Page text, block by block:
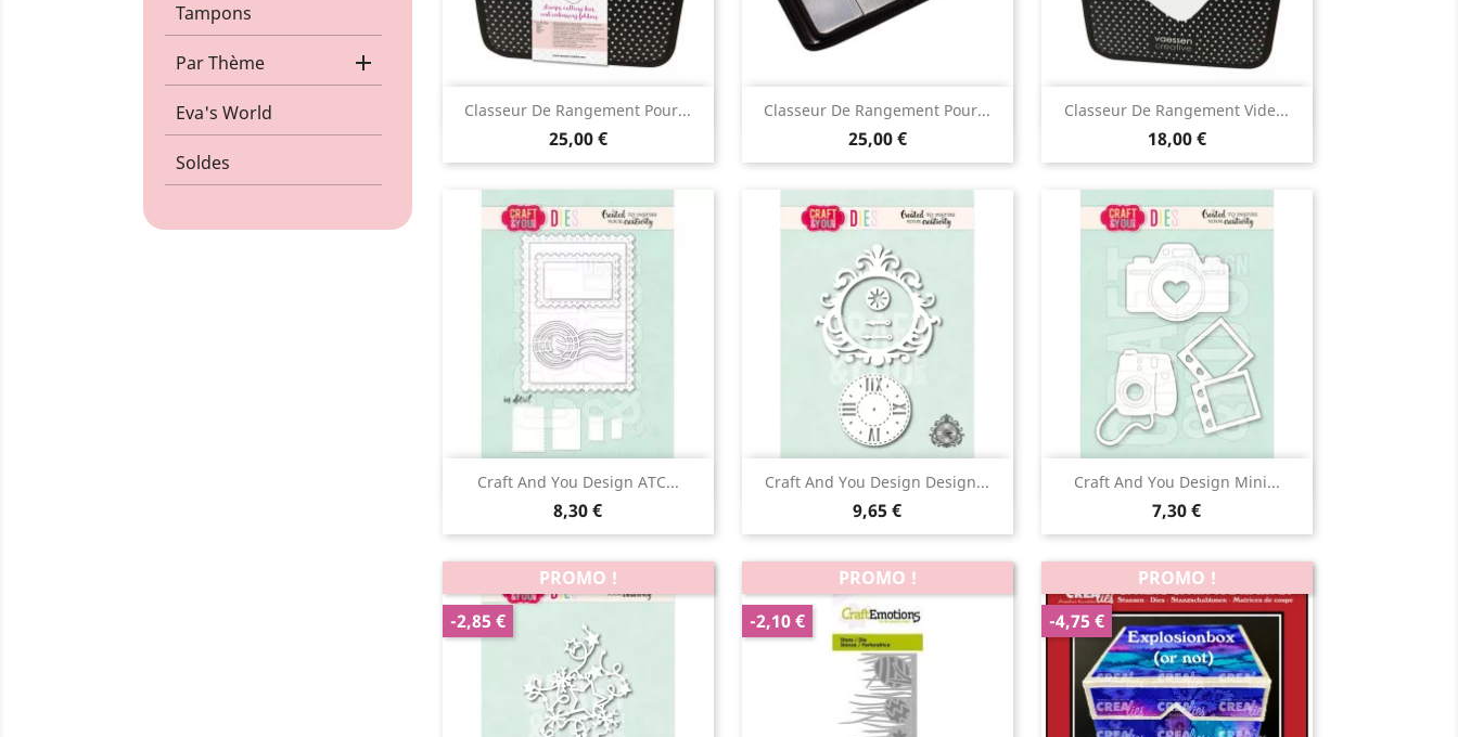
Tampons
Par Thème 
Eva's World
Soldes
Classeur De Rangement Pour...
25,00 €
 Aperçu rapide Classeur De Rangement Pour...
25,00 €
 Aperçu rapide Classeur De Rangement Vide...
18,00 €
 Aperçu rapide
Craft And You Design ATC...
8,30 €
Aperçu rapide Craft And You Design Design...
9,65 €
Aperçu rapide Craft And You Design Mini...
7,30 €
Aperçu rapide
PROMO !
-2,85 €
PROMO !
-2,10 €
PROMO !
-4,75 €